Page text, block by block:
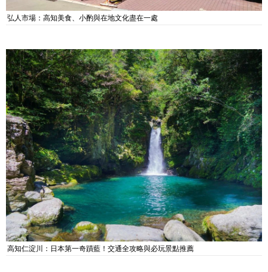
弘人市場：高知美食、小酌與在地文化盡在一處
高知仁淀川：日本第一奇蹟藍！交通全攻略與必玩景點推薦